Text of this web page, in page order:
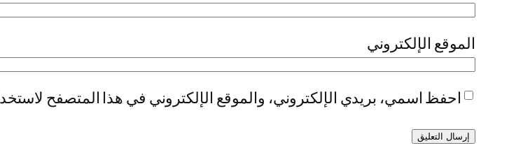
الموقع الإلكتروني
احفظ اسمي، بريدي الإلكتروني، والموقع الإلكتروني في هذا المتصفح